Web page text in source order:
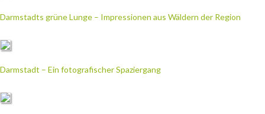
Darmstadts grüne Lunge – Impressionen aus Wäldern der Region
Darmstadt – Ein fotografischer Spaziergang